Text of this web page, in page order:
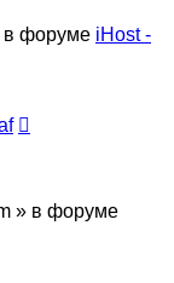
в форуме iHost -
» в форуме